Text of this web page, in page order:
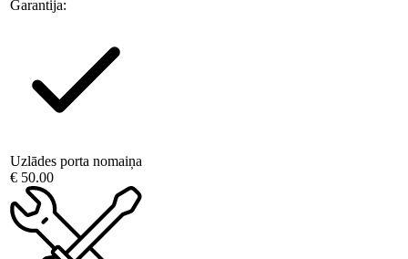
Garantija:
Uzlādes porta nomaiņa
€ 50.00